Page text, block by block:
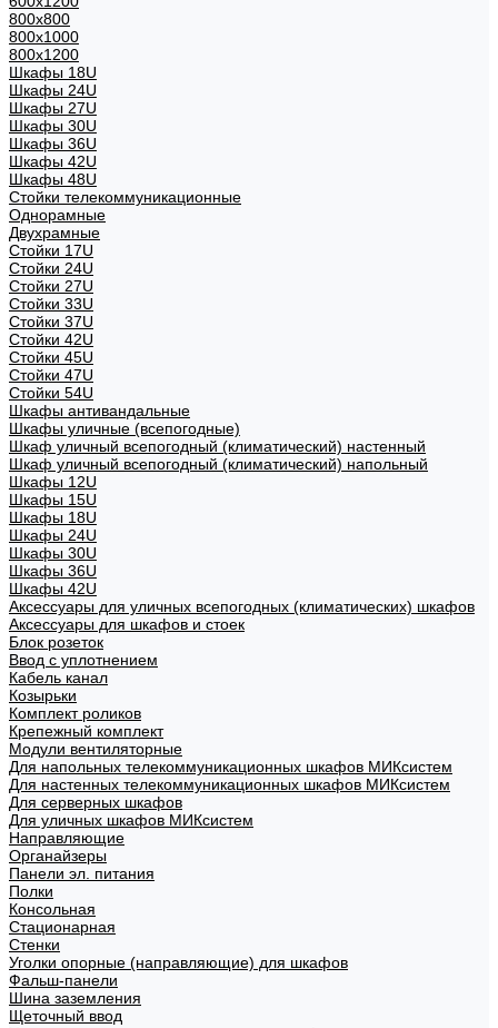
800x800
800х1000
800х1200
Шкафы 18U
Шкафы 24U
Шкафы 27U
Шкафы 30U
Шкафы 36U
Шкафы 42U
Шкафы 48U
Стойки телекоммуникационные
Однорамные
Двухрамные
Стойки 17U
Стойки 24U
Стойки 27U
Стойки 33U
Стойки 37U
Стойки 42U
Стойки 45U
Стойки 47U
Стойки 54U
Шкафы антивандальные
Шкафы уличные (всепогодные)
Шкаф уличный всепогодный (климатический) настенный
Шкаф уличный всепогодный (климатический) напольный
Шкафы 12U
Шкафы 15U
Шкафы 18U
Шкафы 24U
Шкафы 30U
Шкафы 36U
Шкафы 42U
Аксессуары для уличных всепогодных (климатических) шкафов
Аксессуары для шкафов и стоек
Блок розеток
Ввод с уплотнением
Кабель канал
Козырьки
Комплект роликов
Крепежный комплект
Модули вентиляторные
Для напольных телекоммуникационных шкафов МИКсистем
Для настенных телекоммуникационных шкафов МИКсистем
Для серверных шкафов
Для уличных шкафов МИКсистем
Направляющие
Органайзеры
Панели эл. питания
Полки
Консольная
Стационарная
Стенки
Уголки опорные (направляющие) для шкафов
Фальш-панели
Шина заземления
Щеточный ввод